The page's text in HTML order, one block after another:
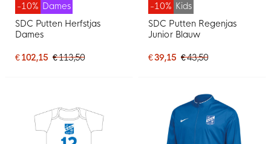
-10% Dames
SDC Putten Herfstjas
Dames
€ 102,15 € 113,50
-10% Kids
SDC Putten Regenjas
Junior Blauw
€ 39,15 € 43,50